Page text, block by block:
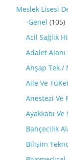
Meslek Lisesi
-Genel (105)
Acil Sağlık
Adalet
Ahşap Tek./
Aile Ve
Anestezi Ve
Ayakkabı
Bahçecilik
Bilişim